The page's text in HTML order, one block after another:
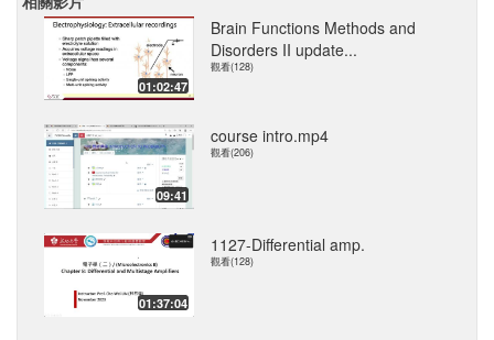
01:02:47
Brain Functions Methods and
Disorders II update...
觀看(128)
09:41
course intro.mp4
觀看(206)
01:37:04
1127-Differential amp.
觀看(128)